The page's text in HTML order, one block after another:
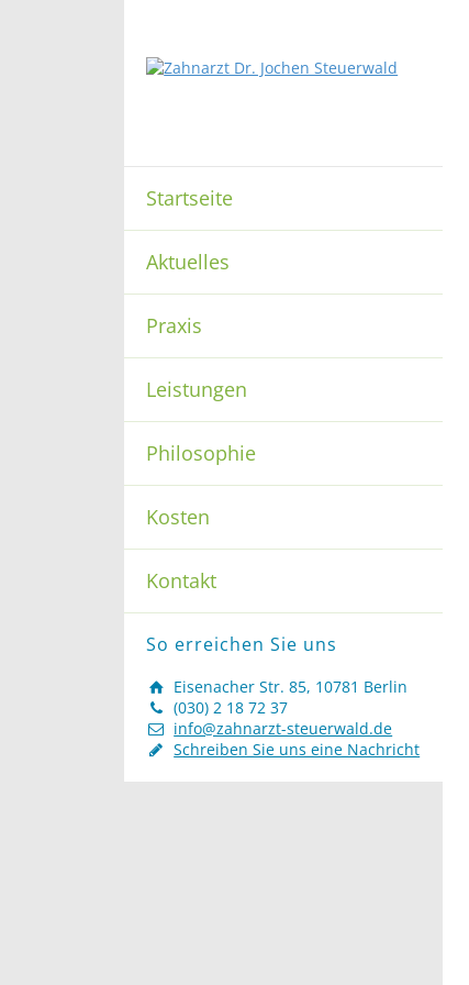
Startseite
Aktuelles
Praxis
Leistungen
Philosophie
Kosten
Kontakt
So erreichen Sie uns
Eisenacher Str. 85, 10781 Berlin
(030) 2 18 72 37
info@zahnarzt-steuerwald.de
Schreiben Sie uns eine Nachricht